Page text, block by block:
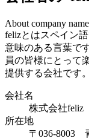
About company
felizとはスペイン
意味のある言葉で
員の皆様にとって
提供する会社です。
会社名
株式会社feliz
所在地
〒036-8003